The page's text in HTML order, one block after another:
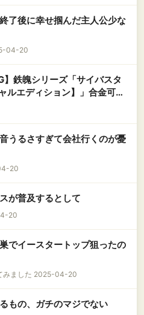
了後に幸せ掴んだ主人公少な
04-20
】鉄魄シリーズ「サイバスタ
ルエディション】」合金可動
うるさすぎて会社行くのが憂
20
が普及するとして
20
でイースタートップ狙ったの
みました 2025-04-20
もの、ガチのマジでない